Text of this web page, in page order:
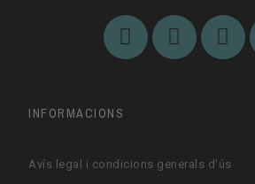
INFORMACIONS
Avís legal i condicions generals d'ús